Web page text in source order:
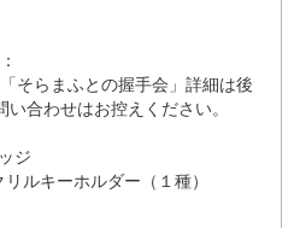
そらまふとの握手会」詳細は後
合わせはお控えください。
ジ
ルキーホルダー（１種）